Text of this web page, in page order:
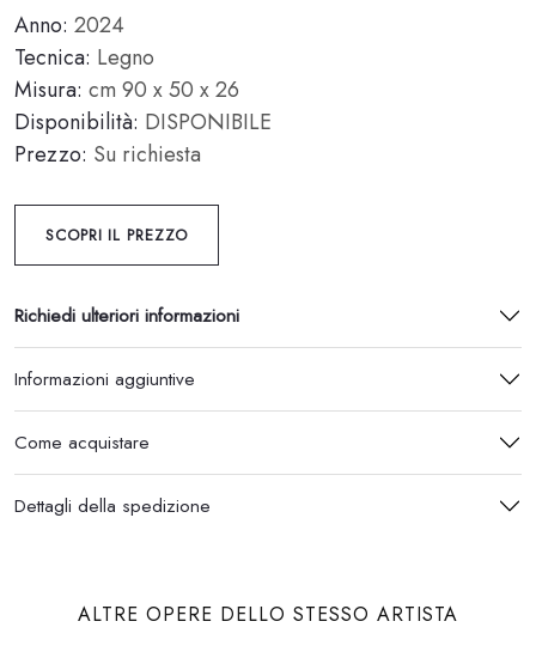
Anno: 2024
Tecnica: Legno
Misura: cm 90 x 50 x 26
Disponibilità: DISPONIBILE
Prezzo: Su richiesta
SCOPRI IL PREZZO
Richiedi ulteriori informazioni
Informazioni aggiuntive
Come acquistare
Dettagli della spedizione
ALTRE OPERE DELLO STESSO ARTISTA